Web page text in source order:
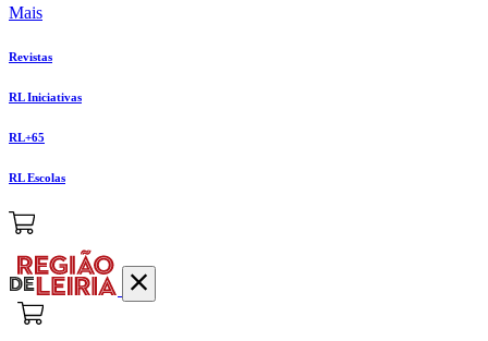
Mais
Revistas
RL Iniciativas
RL+65
RL Escolas